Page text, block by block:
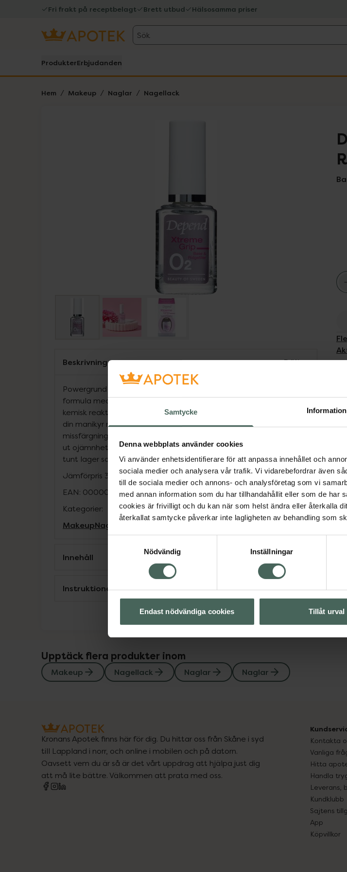
Samtycke Information
Denna webbplats använder cookies
Vi använder enhetsidentifierare för att anpassa innehållet och
sociala medier och analysera vår trafik. Vi vidarebefordrar även
till de sociala medier och annons- och analysföretag som vi
med annan information som du har tillhandahållit eller som de har
cookies är frivilligt och du kan när som helst ändra eller återkalla
återkallat samtycke påverkar inte lagligheten av behandling som
Nödvändig
Inställningar
Endast nödvändiga cookies Tillåt urval
Fri frakt på receptbelagt Brett utbud Hälsosamma priser
Sök
ProdukterErbjudanden
Hem Makeup Naglar Nagellack
Beskrivning
Dölj
Powergrund för dina naglar som maxar vidhäftningen. Unik 4 -i-1
formula med "små sugproppar" mellan bas och lack. Skapar en
kemisk reaktion mellan bas och lack som förlänger hållbarheten på
din manikyr med upp till en vecka. Skyddar din nagel mot
missfärgningar från ditt färgade lack och ridgefillereffekten jämnar
ut ojämnheter. Lätt att applicera och torkar snabbt. Applicera 1
tunt lager som baslack. Innehåller 11 ml.
Jämförpris 33 kr/st
EAN: 00000073207832
Kategorier:
MakeupNagellack Naglar
Innehåll Visa
Instruktioner Visa
Upptäck flera produkter inom
Makeup Nagellack Naglar Naglar
Kronans Apotek finns här för dig. Du hittar oss från Skåne i syd
till Lappland i norr, och online i mobilen och på datorn.
Oavsett vem du är så är det vårt uppdrag att hjälpa just dig
att må lite bättre. Välkommen att prata med oss.
Kontakta
Vanliga
Hitta
Handla
Leverans,
Kundklubb
Sajtens
App
Köpvillkor